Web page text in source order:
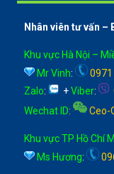
Nhân viên tư vấn –
Khu vực Hà Nội –
Mr Vinh:
Zalo: +Viber:
Wechat ID: Ceo-
Khu vực TP Hồ Chí
Ms Hương: